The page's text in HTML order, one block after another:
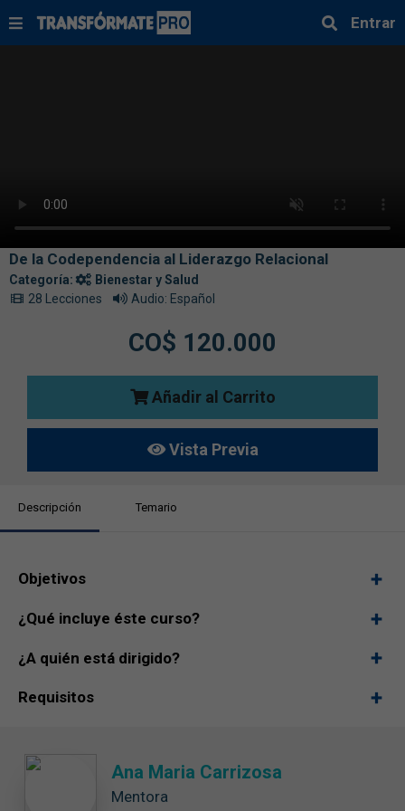
Entrar
De la Codependencia al Liderazgo Relacional
Categoría:
Bienestar y Salud
28 Lecciones
Audio: Español
CO$ 120.000
Añadir al Carrito
Vista Previa
Descripción Temario
Objetivos
¿Qué incluye éste curso?
¿A quién está dirigido?
Requisitos
Ana Maria Carrizosa
Mentora